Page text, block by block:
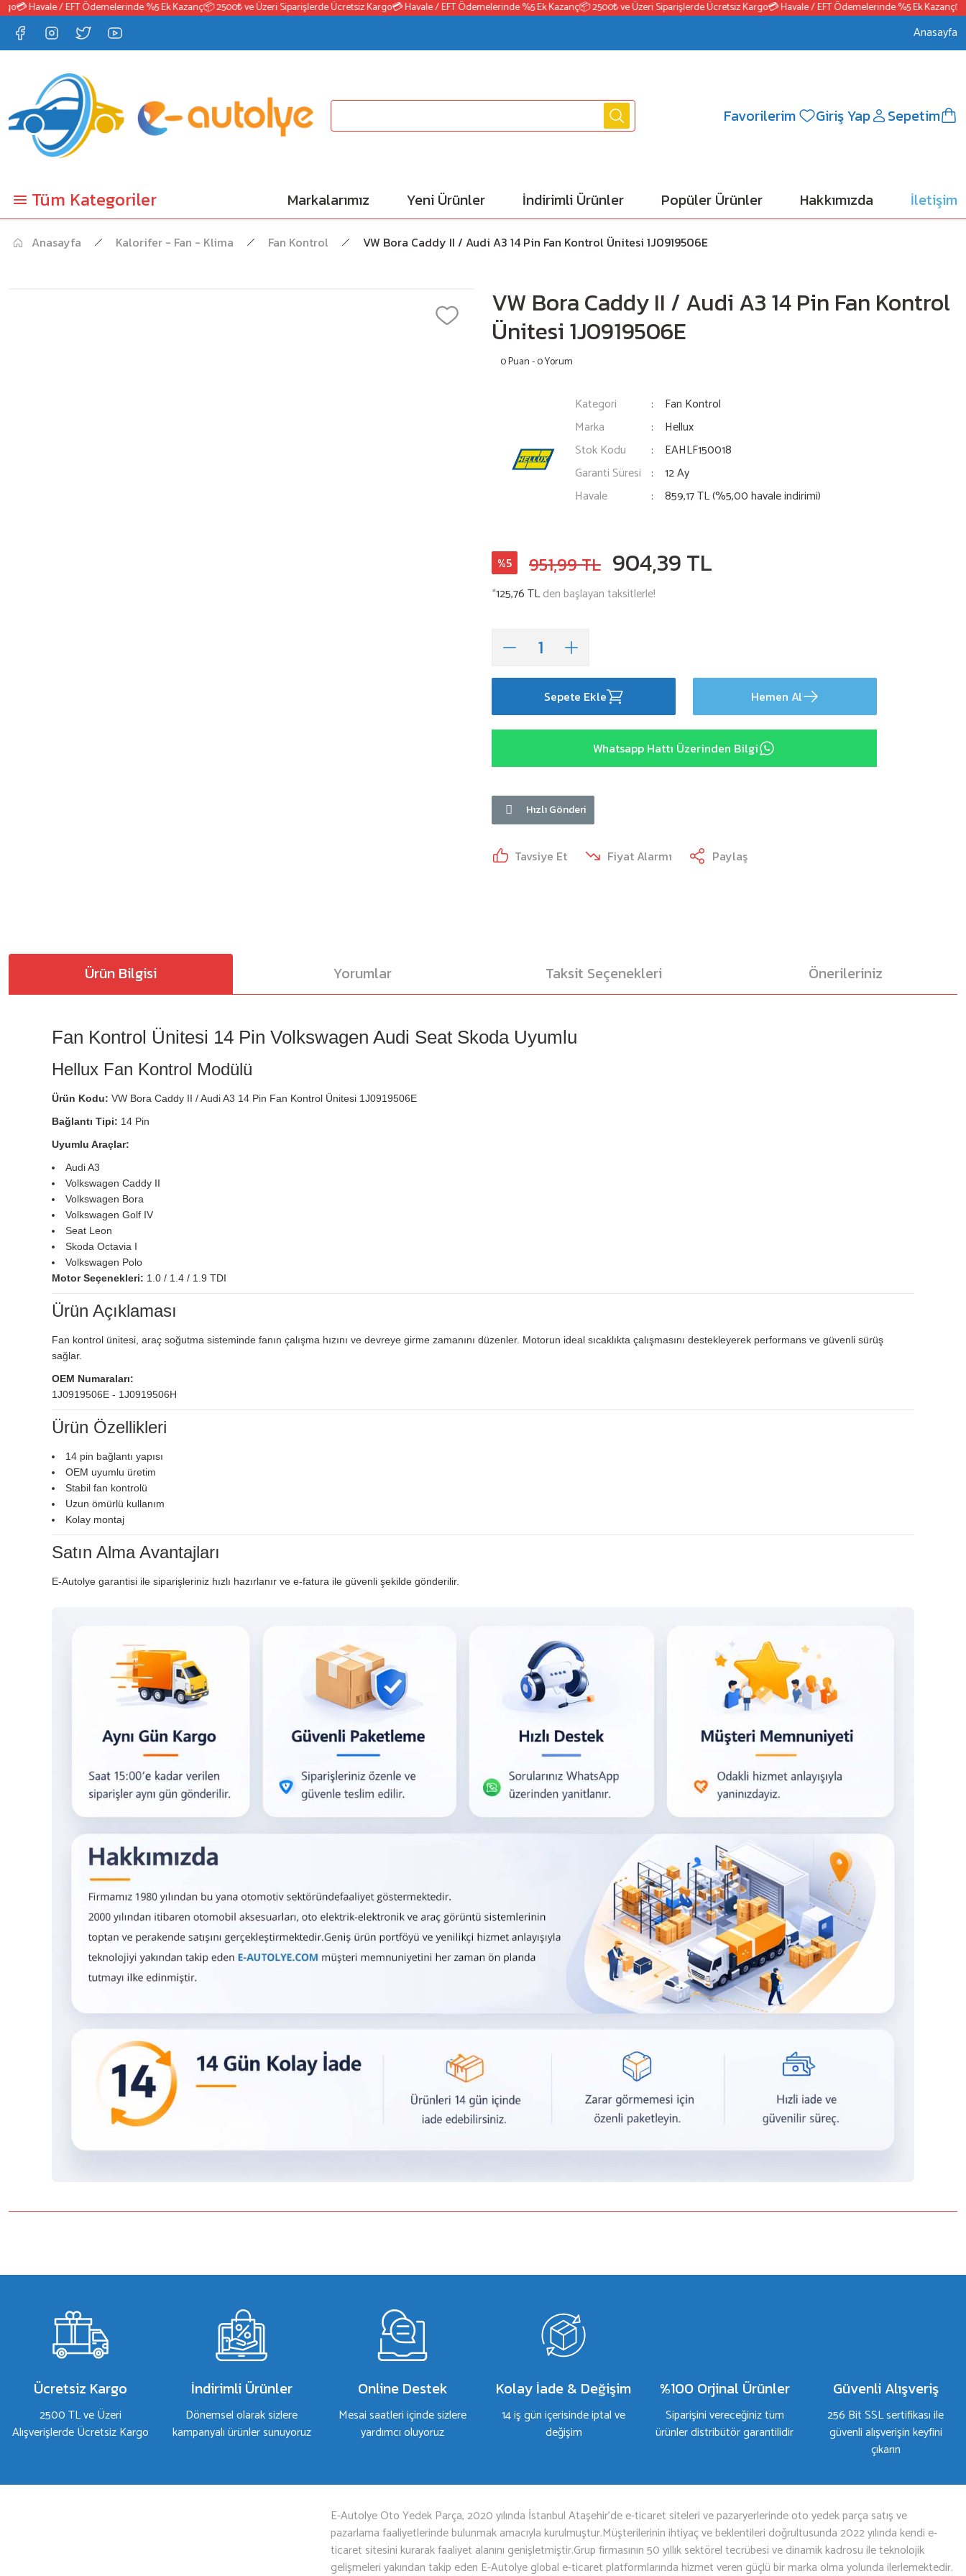
Havale / EFT Ödemelerinde %5 Ek Kazanç📦 2500₺ ve Üzeri Siparişlerde Ücretsiz Kargo💳 Havale / EFT Ödemelerinde %5 Ek Kazanç📦 2500₺ ve Üzeri Siparişlerde Ücretsiz Kargo💳 Havale / EFT Ödemelerinde %5 Ek Kazanç
Anasayfa
Favorilerim Giriş Yap Sepetim
Tüm Kategoriler Markalarımız Yeni Ürünler İndirimli Ürünler Popüler Ürünler Hakkımızda İletişim
Anasayfa Kalorifer - Fan - Klima Fan Kontrol VW Bora Caddy II / Audi A3 14 Pin Fan Kontrol Ünitesi 1J0919506E
VW Bora Caddy II / Audi A3 14 Pin Fan Kontrol
Ünitesi 1J0919506E
0 Puan - 0 Yorum
Kategori
Fan Kontrol
Marka
Hellux
Stok Kodu
EAHLF150018
Garanti Süresi
12 Ay
Havale
859,17 TL (%5,00 havale indirimi)
%5 951,99 TL 904,39 TL
*125,76 TLden başlayan taksitlerle!
Sepete Ekle Hemen Al
Whatsapp Hattı Üzerinden Bilgi
Hızlı Gönderi
Tavsiye Et Fiyat Alarmı Paylaş
Ürün Bilgisi Yorumlar Taksit Seçenekleri Önerileriniz
Fan Kontrol Ünitesi 14 Pin Volkswagen Audi Seat Skoda Uyumlu
Hellux Fan Kontrol Modülü
Ürün Kodu: VW Bora Caddy II / Audi A3 14 Pin Fan Kontrol Ünitesi 1J0919506E
Bağlantı Tipi: 14 Pin
Uyumlu Araçlar:
Audi A3
Volkswagen Caddy II
Volkswagen Bora
Volkswagen Golf IV
Seat Leon
Skoda Octavia I
Volkswagen Polo
Motor Seçenekleri: 1.0 / 1.4 / 1.9 TDI
Ürün Açıklaması
Fan kontrol ünitesi, araç soğutma sisteminde fanın çalışma hızını ve devreye girme zamanını düzenler. Motorun ideal sıcaklıkta çalışmasını destekleyerek performans ve güvenli sürüş
sağlar.
OEM Numaraları:
1J0919506E - 1J0919506H
Ürün Özellikleri
14 pin bağlantı yapısı
OEM uyumlu üretim
Stabil fan kontrolü
Uzun ömürlü kullanım
Kolay montaj
Satın Alma Avantajları
E-Autolye garantisi ile siparişleriniz hızlı hazırlanır ve e-fatura ile güvenli şekilde gönderilir.
Bu ürüne ilk yorumu siz yapın!
Ürün açıklamasında eksik bilgiler bulunuyor.
Ürün bilgilerinde hatalar bulunuyor.
Ürün fiyatı diğer sitelerden daha pahalı.
Bu ürüne benzer farklı alternatifler olmalı.
Ücretsiz Kargo
2500 TL ve Üzeri
Alışverişlerde Ücretsiz Kargo
İndirimli Ürünler
Dönemsel olarak sizlere
kampanyalı ürünler sunuyoruz
Online Destek
Mesai saatleri içinde sizlere
yardımcı oluyoruz
Kolay İade & Değişim
14 iş gün içerisinde iptal ve
değişim
%100 Orjinal Ürünler
Siparişini vereceğiniz tüm
ürünler distribütör garantilidir
Güvenli Alışveriş
256 Bit SSL sertifikası ile
güvenli alışverişin keyfini
çıkarın
E-Autolye Oto Yedek Parça, 2020 yılında İstanbul Ataşehir’de e-ticaret siteleri ve pazaryerlerinde oto yedek parça satış ve
pazarlama faaliyetlerinde bulunmak amacıyla kurulmuştur.Müşterilerinin ihtiyaç ve beklentileri doğrultusunda 2022 yılında kendi e-
ticaret sitesini kurarak faaliyet alanını genişletmiştir.Grup firmasının 50 yıllık sektörel tecrübesi ve dinamik kadrosu ile teknolojik
gelişmeleri yakından takip eden E-Autolye global e-ticaret platformlarında hizmet veren güçlü bir marka olma yolunda ilerlemektedir.